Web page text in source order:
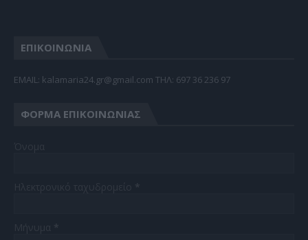
ΕΠΙΚΟΙΝΩΝΙΑ
EMAIL: kalamaria24.gr@gmail.com TΗΛ: 697 36 236 97
ΦΌΡΜΑ ΕΠΙΚΟΙΝΩΝΊΑΣ